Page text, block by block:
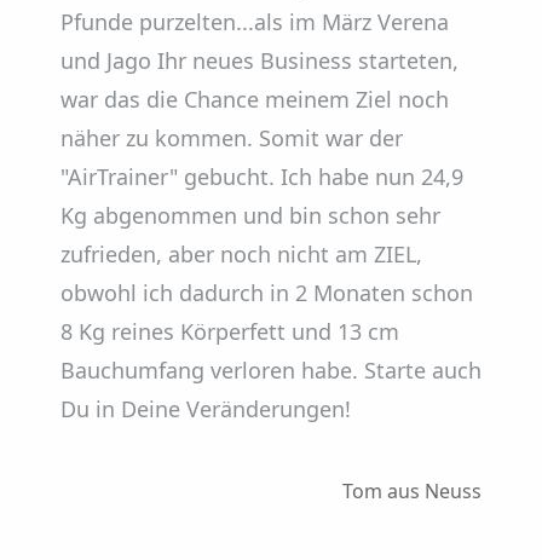
Pfunde purzelten...als im März Verena
und Jago Ihr neues Business starteten,
war das die Chance meinem Ziel noch
näher zu kommen. Somit war der
"AirTrainer" gebucht. Ich habe nun 24,9
Kg abgenommen und bin schon sehr
zufrieden, aber noch nicht am ZIEL,
obwohl ich dadurch in 2 Monaten schon
8 Kg reines Körperfett und 13 cm
Bauchumfang verloren habe. Starte auch
Du in Deine Veränderungen!
Tom aus Neuss